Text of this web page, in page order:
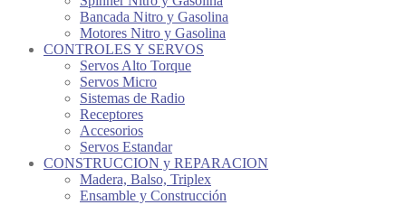
Bancada Nitro y Gasolina
Motores Nitro y Gasolina
CONTROLES Y SERVOS
Servos Alto Torque
Servos Micro
Sistemas de Radio
Receptores
Accesorios
Servos Estandar
CONSTRUCCION y REPARACION
Madera, Balso, Triplex
Ensamble y Construcción